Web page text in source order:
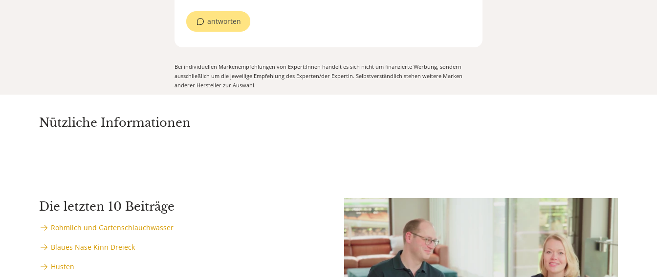
antworten
Bei individuellen Markenempfehlungen von Expert:Innen handelt es sich nicht um finanzierte Werbung, sondern
ausschließlich um die jeweilige Empfehlung des Experten/der Expertin. Selbstverständlich stehen weitere Marken
anderer Hersteller zur Auswahl.
Nützliche Informationen
Die letzten 10 Beiträge
Rohmilch und Gartenschlauchwasser
Blaues Nase Kinn Dreieck
Husten